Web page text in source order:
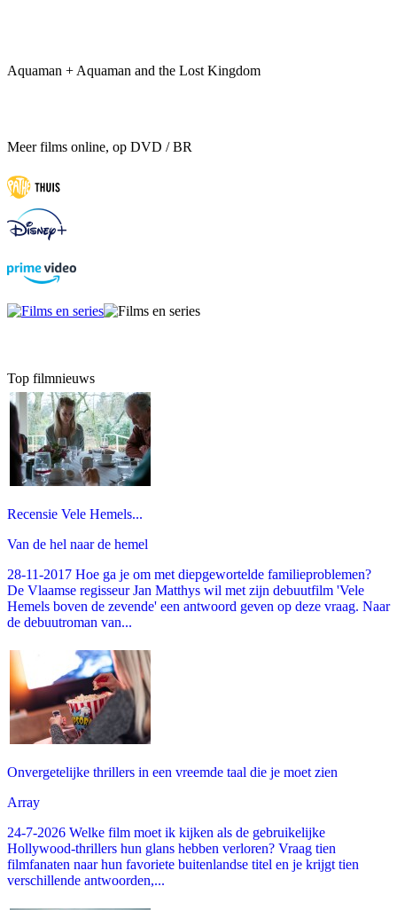
Aquaman + Aquaman and the Lost Kingdom
Meer films online, op DVD / BR
Top filmnieuws
Recensie Vele Hemels...
Van de hel naar de hemel
28-11-2017 Hoe ga je om met diepgewortelde familieproblemen?
De Vlaamse regisseur Jan Matthys wil met zijn debuutfilm 'Vele
Hemels boven de zevende' een antwoord geven op deze vraag. Naar
de debuutroman van...
Onvergetelijke thrillers in een vreemde taal die je moet zien
Array
24-7-2026 Welke film moet ik kijken als de gebruikelijke
Hollywood-thrillers hun glans hebben verloren? Vraag tien
filmfanaten naar hun favoriete buitenlandse titel en je krijgt tien
verschillende antwoorden,...